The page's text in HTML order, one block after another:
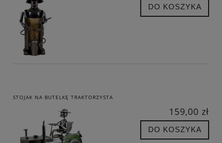
DO KOSZYKA
STOJAK NA BUTELKĘ TRAKTORZYSTA
159,00 zł
DO KOSZYKA